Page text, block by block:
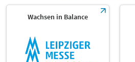
Wachsen in Balance